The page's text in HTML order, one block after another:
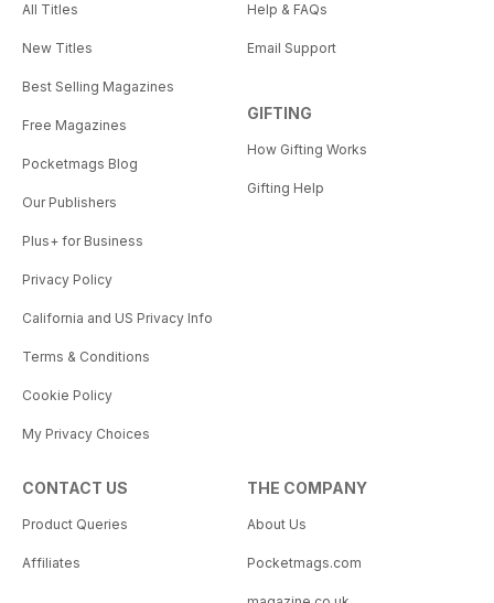
All Titles
New Titles
Best Selling Magazines
Free Magazines
Pocketmags Blog
Our Publishers
Plus+ for Business
Privacy Policy
California and US Privacy Info
Terms & Conditions
Cookie Policy
My Privacy Choices
Help & FAQs
Email Support
GIFTING
How Gifting Works
Gifting Help
CONTACT US
Product Queries
Affiliates
THE COMPANY
About Us
Pocketmags.com